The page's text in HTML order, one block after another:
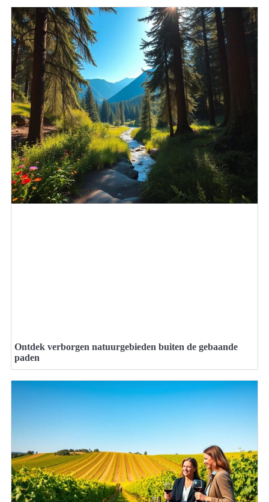
Ontdek verborgen natuurgebieden buiten de gebaande
paden